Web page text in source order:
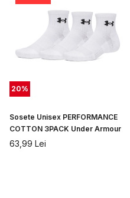
20%
Sosete Unisex PERFORMANCE
COTTON 3PACK Under Armour
63,99 Lei